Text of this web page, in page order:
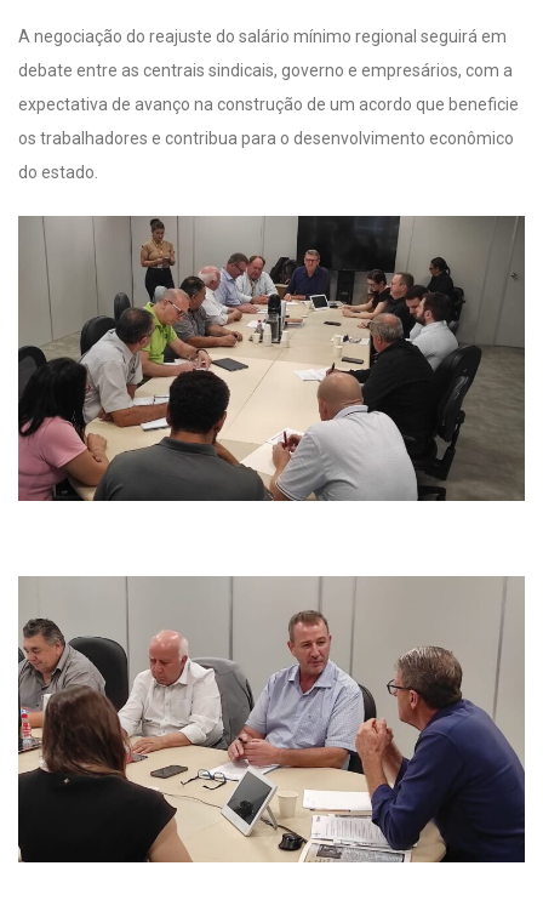
A negociação do reajuste do salário mínimo regional seguirá em
debate entre as centrais sindicais, governo e empresários, com a
expectativa de avanço na construção de um acordo que beneficie
os trabalhadores e contribua para o desenvolvimento econômico
do estado.